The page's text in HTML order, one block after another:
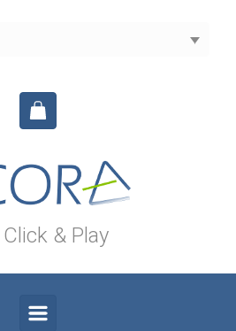
Click & Play